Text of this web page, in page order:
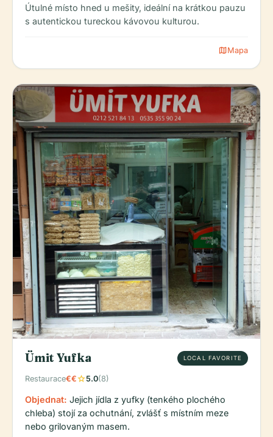
Útulné místo hned u mešity, ideální na krátkou pauzu
s autentickou tureckou kávovou kulturou.
mapMapa
Ümit Yufka LOCAL FAVORITE
Restaurace€€star5.0(8)
Objednat: Jejich jídla z yufky (tenkého plochého
chleba) stojí za ochutnání, zvlášť s místním meze
nebo grilovaným masem.